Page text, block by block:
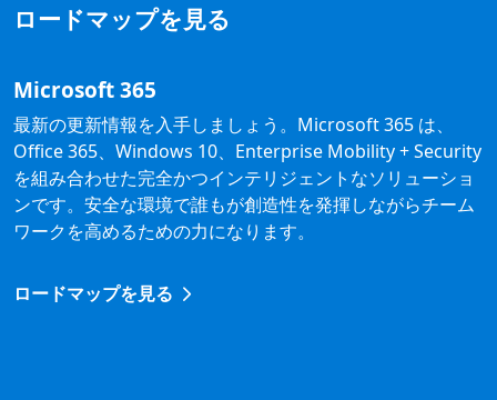
ロードマップを見る
Microsoft 365
最新の更新情報を入手しましょう。Microsoft 365 は、
Office 365、Windows 10、Enterprise Mobility + Security
を組み合わせた完全かつインテリジェントなソリューショ
ンです。安全な環境で誰もが創造性を発揮しながらチーム
ワークを高めるための力になります。
ロードマップを見る